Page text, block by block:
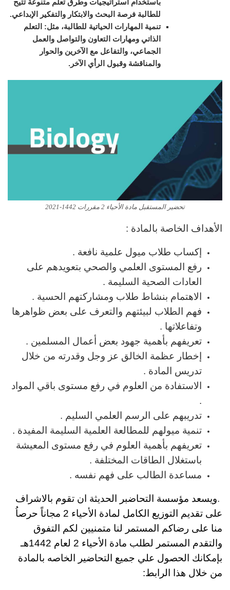
باستخدام استراتيجيات وطرق تعلم متنوعة تتيح
للطالبة فرصة البحث والابتكار والتفكير الإبداعي.
تنمية المهارات الحياتية للطالبة، مثل: التعلم
الذاتي ومهارات التعاون والتواصل والعمل
الجماعي، والتفاعل مع الآخرين والحوار
والمناقشة وقبول الرأي الآخر.
تحضير المستقبل مادة الأحياء 2 مقررات 1442-2021
الأهداف الخاصة بالمادة :
إكساب طلاب ميول علمية نافعة .
رفع المستوى العلمي والصحي بتعويدهم على
العادات الصحية السليمة .
الاهتمام بنشاط طلاب ومشاركتهم الحسية .
فهم الطلاب لبيئتهم والتعرف على بعض ظواهرها
وتفاعلاتها .
تعريفهم بأهمية جهود بعض أعمال المسلمين .
إخطار عظمة الخالق عز وجل وقدرته من خلال
تدريس المادة .
الاستفادة من العلوم في رفع مستوى باقي المواد
.
تدريبهم على الرسم العلمي السليم .
تنمية ميولهم للمطالعة العلمية السليمة المفيدة .
تعريفهم بأهمية العلوم في رفع مستوى المعيشة
باستغلال الطاقات المختلفة .
مساعدة الطالب على فهم نفسه .
.ويسعد مؤسسة التحاضبر الحديثة ان تقوم بالاشراف
على تقديم التوزيع الكامل لمادة
الأحياء 2
مجاناً حرصاُ
منا على رضاكم المستمر لنا متمنيين لكم التفوق
والتقدم المستمر لطلب مادة الأحياء 2
لعام 1442هـ
بإمكانك الحصول علي جميع التحاضير الخاصه بالمادة
من خلال هذا الرابط: